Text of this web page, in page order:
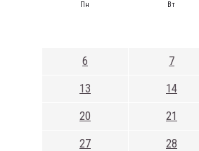
Пн Вт
6 7
13 14
20 21
27 28